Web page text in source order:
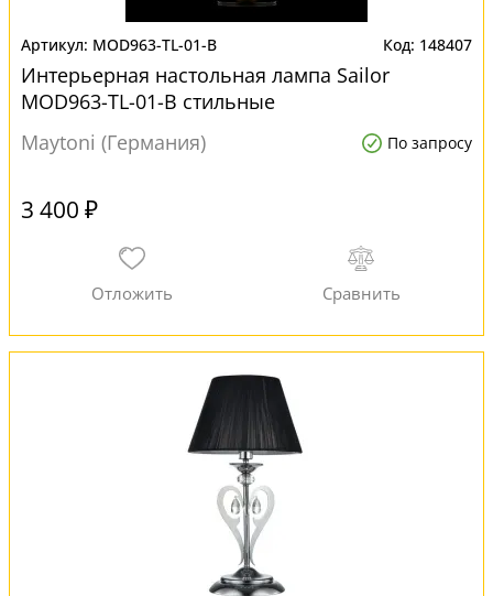
MOD963-TL-01-B 148407
Интерьерная настольная лампа Sailor
MOD963-TL-01-B стильные
Maytoni (Германия)
По запросу
3 400 ₽